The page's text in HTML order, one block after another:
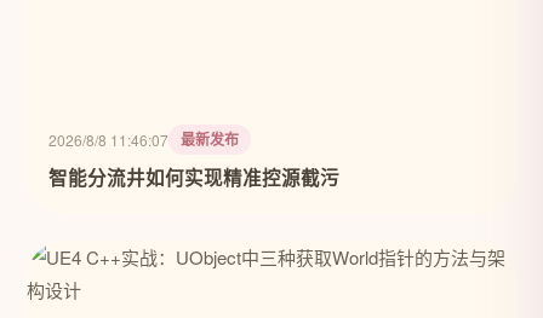
2026/8/8 11:46:07 最新发布
智能分流井如何实现精准控源截污